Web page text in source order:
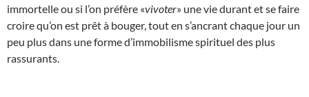
immortelle ou si l’on préfère «vivoter» une vie durant et se faire
croire qu’on est prêt à bouger, tout en s’ancrant chaque jour un
peu plus dans une forme d’immobilisme spirituel des plus
rassurants.